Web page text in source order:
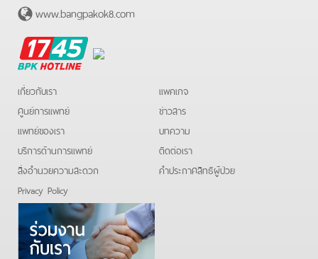
www.bangpakok8.com
BPK
Hotline
เกี่ยวกับเรา
ศูนย์การแพทย์
แพทย์ของเรา
บริการด้านการแพทย์
สิ่งอำนวยความสะดวก
Privacy Policy
แพคเกจ
ข่าวสาร
บทความ
ติดต่อเรา
คําประกาศสิทธิผู้ป่วย